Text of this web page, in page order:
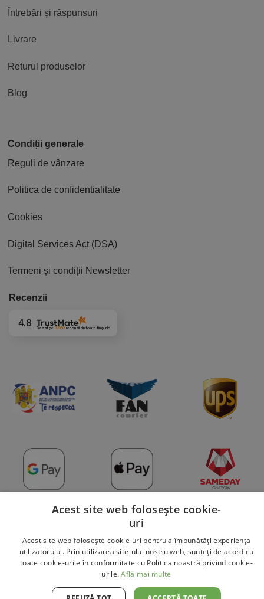
Întrebări și răspunsuri
Livrare
Returul produselor
Blog
Condiții generale
Reguli de vânzare
Politica de confidentialitate
Cookies
Digital Services Act (DSA)
Termeni și condiții Newsletter
Recenzii
4.8 Bazat pe 3860 recenziidin toate timpurile
Copyright 2026 © DaviBikes.ro
Acest site web folosește cookie-
uri
Acest site web folosește cookie-uri pentru a îmbunătăți experiența
utilizatorului. Prin utilizarea site-ului nostru web, sunteți de acord cu
toate cookie-urile în conformitate cu Politica noastră privind cookie-
urile.Află mai multe